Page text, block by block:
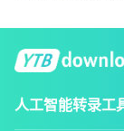
人工智能转录工